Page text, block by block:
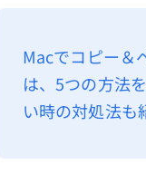
Macでコピー＆
は、5つの方法
い時の対処法も